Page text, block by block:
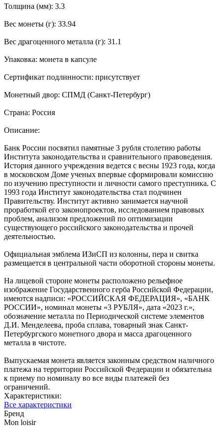
Толщина (мм): 3.3
Вес монеты (г): 33.94
Вес драгоценного металла (г): 31.1
Упаковка: монета в капсуле
Сертификат подлинности: присутствует
Монетный двор: СПМД (Санкт-Петербург)
Страна: Россия
Описание:
Банк России посвятил памятные 3 рубля столетию работы
Института законодательства и сравнительного правоведения.
История данного учреждения ведется с весны 1923 года, когда
в московском Доме ученых впервые сформировали комиссию
по изучению преступности и личности самого преступника. С
1993 года Институт законодательства стал подчинен
Правительству. Институт активно занимается научной
проработкой его законопроектов, исследованием правовых
проблем, анализом предложений по оптимизации
существующего российского законодательства и прочей
деятельностью.
Официальная эмблема ИЗиСП из колонны, пера и свитка
размещается в центральной части оборотной стороны монеты.
На лицевой стороне монеты расположено рельефное
изображение Государственного герба Российской Федерации,
имеются надписи: «РОССИЙСКАЯ ФЕДЕРАЦИЯ», «БАНК
РОССИИ», номинал монеты «3 РУБЛЯ», дата «2023 г.»,
обозначение металла по Периодической системе элементов
Д.И. Менделеева, проба сплава, товарный знак Санкт-
Петербургского монетного двора и масса драгоценного
металла в чистоте.
Выпускаемая монета является законным средством наличного
платежа на территории Российской Федерации и обязательна
к приему по номиналу во все виды платежей без
ограничений.
Характеристики:
Все характеристики
Бренд
Mon loisir